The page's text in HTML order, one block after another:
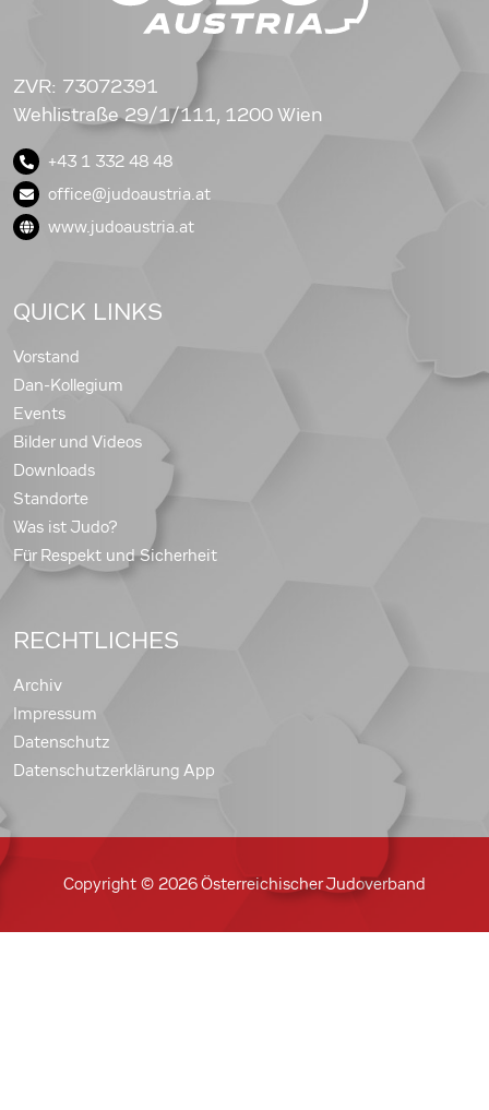
ZVR: 73072391
Wehlistraße 29/1/111, 1200 Wien
+43 1 332 48 48
office@judoaustria.at
www.judoaustria.at
QUICK LINKS
Vorstand
Dan-Kollegium
Events
Bilder und Videos
Downloads
Standorte
Was ist Judo?
Für Respekt und Sicherheit
RECHTLICHES
Archiv
Impressum
Datenschutz
Datenschutzerklärung App
Copyright © 2026 Österreichischer Judoverband